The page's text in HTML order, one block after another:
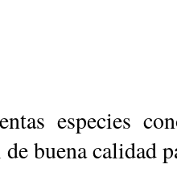
especies
buena calidad